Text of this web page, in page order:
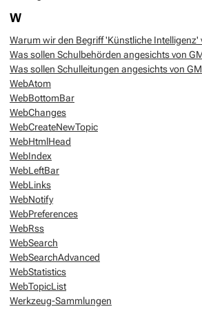
W
Warum wir den Begriff 'Künstliche Intelligenz'
Was sollen Schulbehörden angesichts von
Was sollen Schulleitungen angesichts von
WebAtom
WebBottomBar
WebChanges
WebCreateNewTopic
WebHtmlHead
WebIndex
WebLeftBar
WebLinks
WebNotify
WebPreferences
WebRss
WebSearch
WebSearchAdvanced
WebStatistics
WebTopicList
Werkzeug-Sammlungen